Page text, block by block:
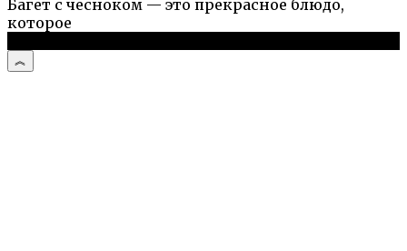
Багет с чесноком — это прекрасное блюдо,
которое